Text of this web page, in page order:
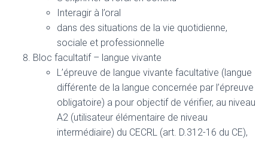
Interagir à l’oral
dans des situations de la vie quotidienne,
sociale et professionnelle
Bloc facultatif – langue vivante
L’épreuve de langue vivante facultative (langue
différente de la langue concernée par l’épreuve
obligatoire) a pour objectif de vérifier, au niveau
A2 (utilisateur élémentaire de niveau
intermédiaire) du CECRL (art. D.312-16 du CE),